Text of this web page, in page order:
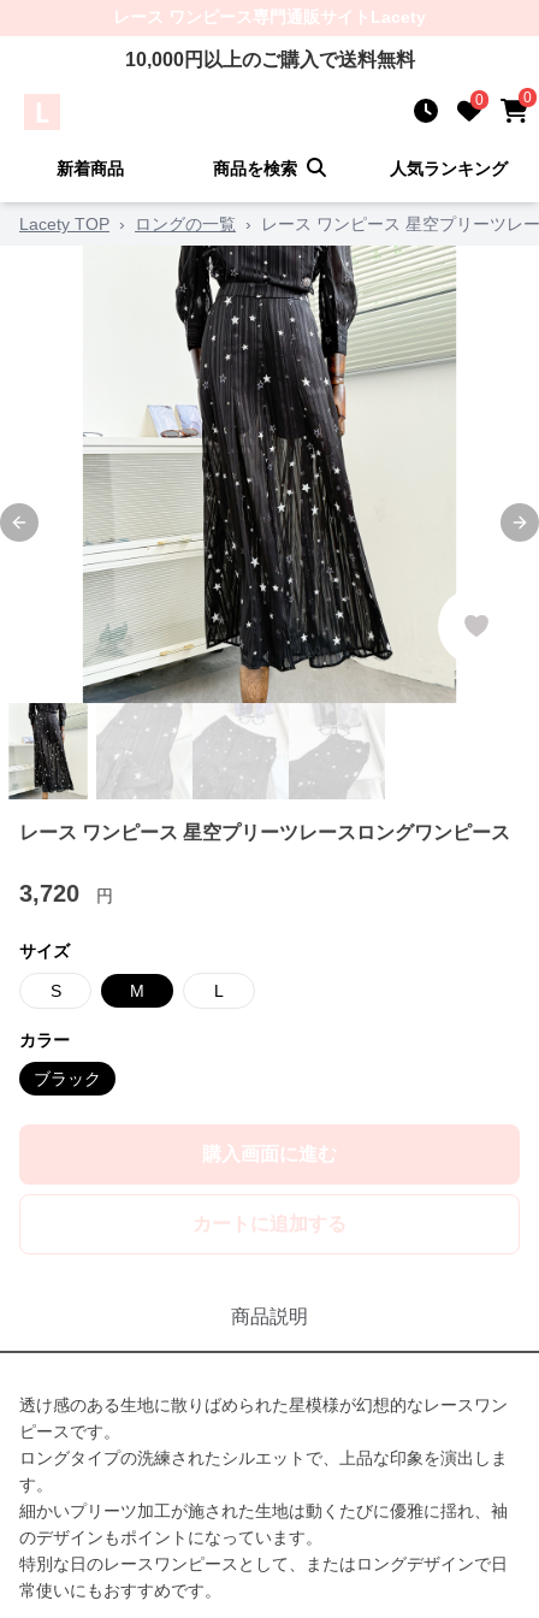
レース ワンピース専門通販サイト Lacety
10,000円以上のご購入で送料無料
0 0
新着商品 商品を検索 人気ランキング
Lacety TOP › ロングの一覧 › レース ワンピース 星空プリーツレ
Previous slide
レース ワンピース 星空プリーツレースロングワンピース
3,720 円
サイズ
S M L
カラー
ブラック
購入画面に進む
カートに追加する
商品説明
透け感のある生地に散りばめられた星模様が幻想的なレースワン
ピースです。
ロングタイプの洗練されたシルエットで、上品な印象を演出しま
す。
細かいプリーツ加工が施された生地は動くたびに優雅に揺れ、袖
のデザインもポイントになっています。
特別な日のレースワンピースとして、またはロングデザインで日
常使いにもおすすめです。